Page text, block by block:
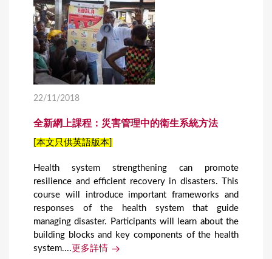
22/11/2018
全新網上課程：災害管理中的衛生系統方法
[本文只供英語版本]
Health system strengthening can promote
resilience and efficient recovery in disasters. This
course will introduce important frameworks and
responses of the health system that guide
managing disaster. Participants will learn about the
building blocks and key components of the health
system.... 更多詳情